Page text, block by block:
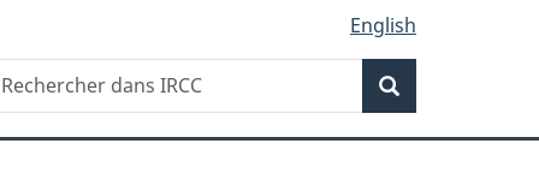
English
Recherche